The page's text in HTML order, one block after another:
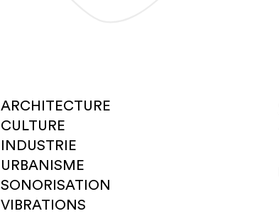
ARCHITECTURE
CULTURE
INDUSTRIE
URBANISME
SONORISATION
VIBRATIONS